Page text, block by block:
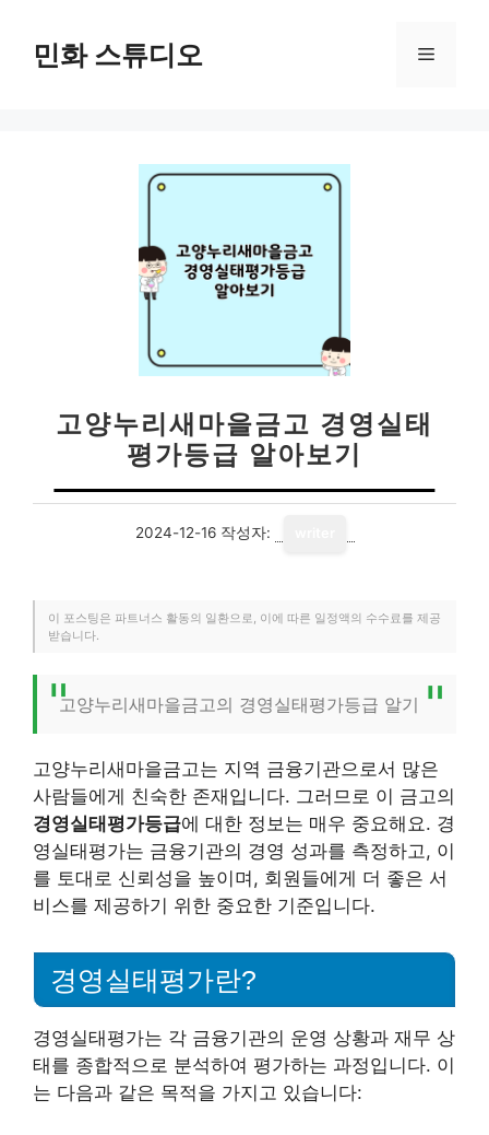
민화 스튜디오 메
고양누리새마을금고 경영실태
평가등급 알아보기
2024-12-16 작성자:
이 포스팅은 파트너스 활동의 일환으로, 이에 따른 일정액의 수수료를 제공
받습니다.
고양누리새마을금고의 경영실태평가등급 알기
고양누리새마을금고는 지역 금융기관으로서 많은
사람들에게 친숙한 존재입니다. 그러므로 이 금고의
경영실태평가등급에 대한 정보는 매우 중요해요. 경
영실태평가는 금융기관의 경영 성과를 측정하고, 이
를 토대로 신뢰성을 높이며, 회원들에게 더 좋은 서
비스를 제공하기 위한 중요한 기준입니다.
경영실태평가란?
경영실태평가는 각 금융기관의 운영 상황과 재무 상
태를 종합적으로 분석하여 평가하는 과정입니다. 이
는 다음과 같은 목적을 가지고 있습니다: